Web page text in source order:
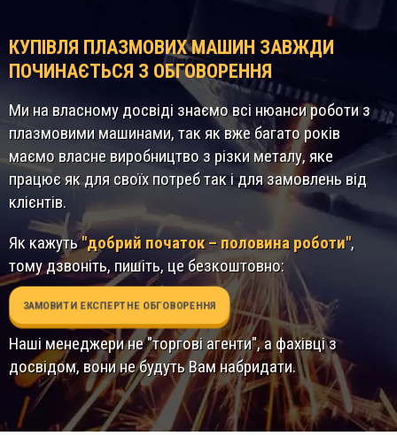
КУПІВЛЯ ПЛАЗМОВИХ МАШИН ЗАВЖДИ
ПОЧИНАЄТЬСЯ З ОБГОВОРЕННЯ
Ми на власному досвіді знаємо всі нюанси роботи з
плазмовими машинами, так як вже багато років
маємо власне виробництво з різки металу, яке
працює як для своїх потреб так і для замовлень від
клієнтів.
Як кажуть"добрий початок – половина роботи",
тому дзвоніть, пишіть, це безкоштовно:
ЗАМОВИТИ ЕКСПЕРТНЕ ОБГОВОРЕННЯ
Наші менеджери не "торгові агенти", а фахівці з
досвідом, вони не будуть Вам набридати.